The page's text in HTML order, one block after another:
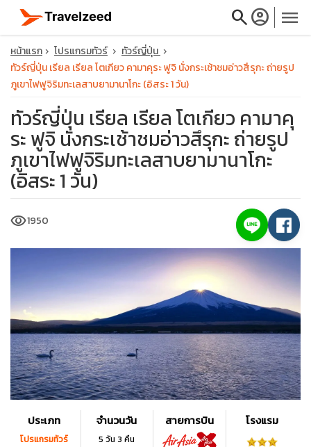
searchaccount_circle menu
close
travel_explore
หน้าแรก โปรแกรมทัวร์
ทัวร์ญี่ปุ่น
ทัวร์ญี่ปุ่น เรียล เรียล โตเกียว คามาคุระ ฟูจิ นั่งกระเช้าชมอ่าวสึรุกะ ถ่ายรูป
ภูเขาไฟฟูจิริมทะเลสาบยามานาโกะ (อิสระ 1 วัน)
ทัวร์ญี่ปุ่น เรียล เรียล โตเกียว คามาคุ
ระ ฟูจิ นั่งกระเช้าชมอ่าวสึรุกะ ถ่ายรูป
ภูเขาไฟฟูจิริมทะเลสาบยามานาโกะ
(อิสระ 1 วัน)
visibility1950
ประเภท
โปรแกรมทัวร์
จำนวนวัน
5 วัน 3 คืน
สายการบิน โรงแรม